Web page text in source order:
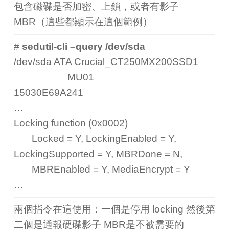
包含磁碟是否加密、上鎖，或者有影子
MBR（這些都顯示在這個範例）
# sedutil-cli –query /dev/sda
/dev/sda ATA Crucial_CT250MX200SSD1
MU01
15030E69A241
…
Locking function (0x0002)
Locked = Y, LockingEnabled = Y,
LockingSupported = Y, MBRDone = N,
MBREnabled = Y, MediaEncrypt = Y
…
兩個指令在這使用：一個是停用 locking 然後第
二個是通報硬碟影子 MBR是不被需要的